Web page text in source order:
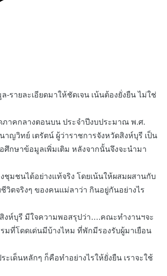
ยละเอียดมาให้ชัดเจน เน้นต้องยั่งยืน ไม่ใช่
ภาคกลางตอนบน ประจำปีงบประมาณ พ.ศ.
ญวิทย์ เตรัตน์ ผู้ว่าราชการจังหวัดสิงห์บุรี เป็น
ศึกษาข้อมูลเพิ่มเติม หลังจากนั้นจึงจะนำมา
มชนได้อย่างแท้จริง โดยเน้นให้ผสมผสานกับ
ตจริงๆ ของคนแม่ลาว่า กินอยู่กันอย่างไร
งห์บุรี มีใจความพอสรุปว่า….คณะทำงานฯจะ
มที่โดดเด่นมีบ้างไหม ที่พักมีรองรับผู้มาเยือน
เด็นหลักๆ ก็คือทำอย่างไรให้ยั่งยืน เราจะใช้